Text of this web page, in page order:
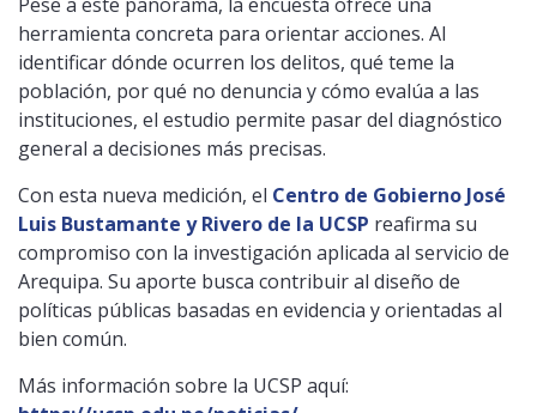
Pese a este panorama, la encuesta ofrece una
herramienta concreta para orientar acciones. Al
identificar dónde ocurren los delitos, qué teme la
población, por qué no denuncia y cómo evalúa a las
instituciones, el estudio permite pasar del diagnóstico
general a decisiones más precisas.
Con esta nueva medición, el Centro de Gobierno José
Luis Bustamante y Rivero de la UCSP reafirma su
compromiso con la investigación aplicada al servicio de
Arequipa. Su aporte busca contribuir al diseño de
políticas públicas basadas en evidencia y orientadas al
bien común.
Más información sobre la UCSP aquí: